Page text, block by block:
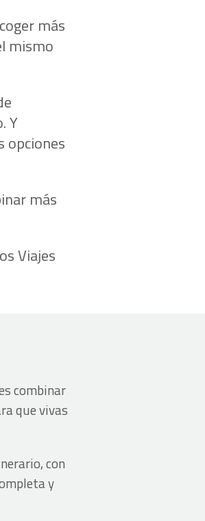
más
mismo
Y
opciones
más
Viajes
combinar
que vivas
con
y